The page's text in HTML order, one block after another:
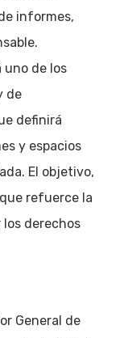
informes,
uno de los
de
definirá
y espacios
El objetivo,
refuerce la
derechos
General de